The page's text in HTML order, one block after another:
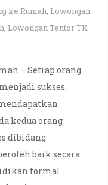
ke Rumah, Lowongan
, Lowongan Tentor TK
– Setiap orang
sukses.
kedua orang
dibidang
baik secara
formal